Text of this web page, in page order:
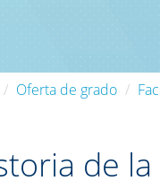
Oferta de grado
de la